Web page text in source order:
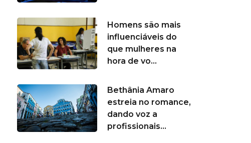
Homens são mais
influenciáveis do
que mulheres na
hora de vo...
Bethânia Amaro
estreia no romance,
dando voz a
profissionais...